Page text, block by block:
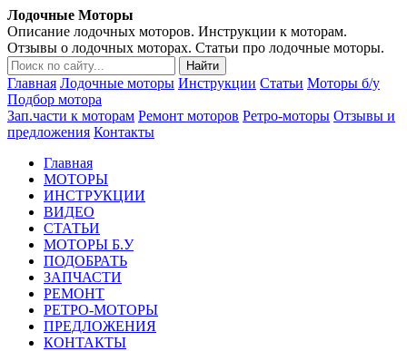
Лодочные Моторы
Описание лодочных моторов. Инструкции к моторам.
Отзывы о лодочных моторах. Статьи про лодочные моторы.
Главная Лодочные моторы Инструкции Статьи Моторы б/у
Подбор мотора
Зап.части к моторам Ремонт моторов Ретро-моторы Отзывы и
предложения Контакты
Главная
МОТОРЫ
ИНСТРУКЦИИ
ВИДЕО
СТАТЬИ
МОТОРЫ Б.У
ПОДОБРАТЬ
ЗАПЧАСТИ
РЕМОНТ
РЕТРО-МОТОРЫ
ПРЕДЛОЖЕНИЯ
КОНТАКТЫ